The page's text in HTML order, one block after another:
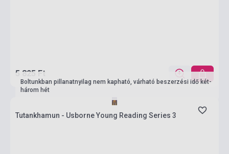
5 825 Ft
Boltunkban pillanatnyilag nem kapható, várható beszerzési idő két-
három hét
Tutankhamun - Usborne Young Reading Series 3